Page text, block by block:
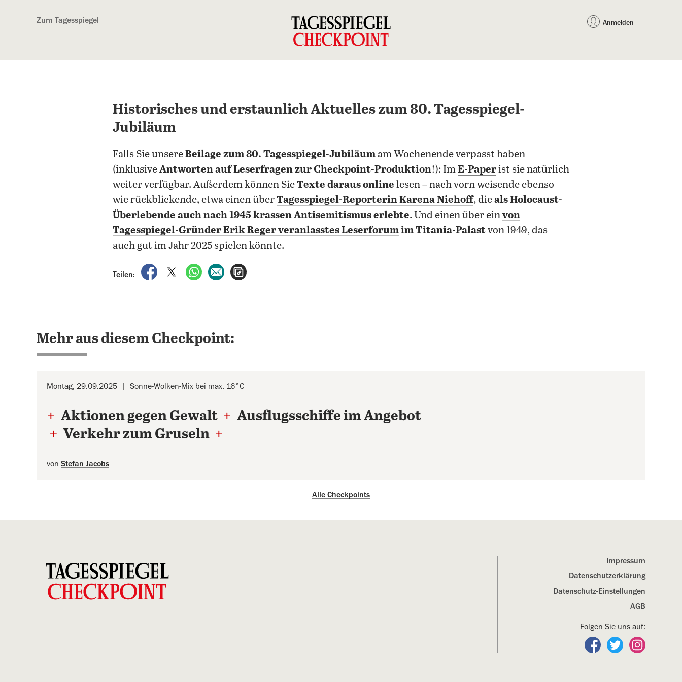
Zum Tagesspiegel Anmelden
Historisches und erstaunlich Aktuelles zum 80. Tagesspiegel-
Jubiläum
Falls Sie unsereBeilage zum 80. Tagesspiegel-Jubiläum am Wochenende verpasst haben
(inklusiveAntworten auf Leserfragen zur Checkpoint-Produktion!): ImE-Paperist sie natürlich
weiter verfügbar. Außerdem können SieTexte daraus online lesen – nach vorn weisende ebenso
wie rückblickende, etwa einen überTagesspiegel-Reporterin Karena Niehoff, dieals Holocaust-
Überlebende auch nach 1945 krassen Antisemitismus erlebte. Und einen über einvon
Tagesspiegel-Gründer Erik Reger veranlasstesLeserforumim Titania-Palastvon 1949, das
auch gut im Jahr 2025 spielen könnte.
Teilen:
auf Facebook teilen
auf X teilenper WhatsApp teilen
per E-Mail teilen
Mehr aus diesem Checkpoint:
Montag, 29.09.2025 Sonne-Wolken-Mix bei max. 16°C
+ Aktionen gegen Gewalt + Ausflugsschiffe im Angebot
+ Verkehr zum Gruseln +
von Stefan Jacobs
Alle Checkpoints
Impressum
Datenschutz­erklärung
Datenschutz-Einstellungen
AGB
Folgen Sie uns auf:
Folgen Sie uns auf
Folgen Sie uns